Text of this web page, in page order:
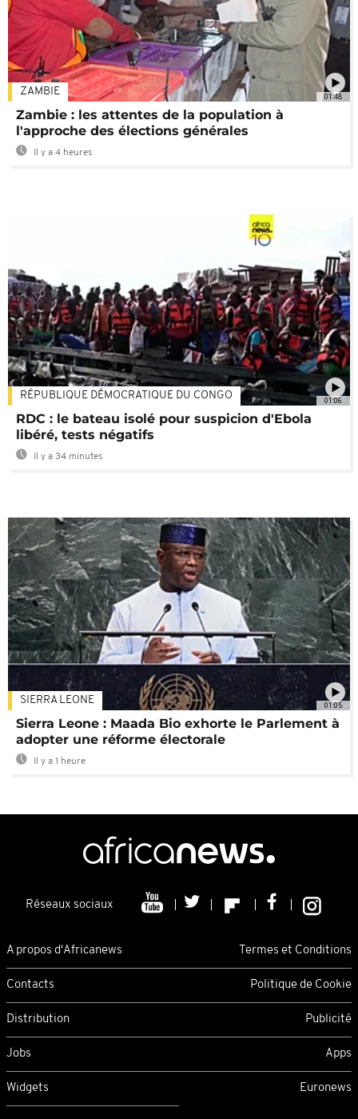
01:48
ZAMBIE
Zambie : les attentes de la population à
l'approche des élections générales
Il y a 4 heures
01:06
RÉPUBLIQUE DÉMOCRATIQUE DU CONGO
RDC : le bateau isolé pour suspicion d'Ebola
libéré, tests négatifs
Il y a 34 minutes
01:05
SIERRA LEONE
Sierra Leone : Maada Bio exhorte le Parlement à
adopter une réforme électorale
Il y a 1 heure
Réseaux sociaux
A propos d'Africanews Termes et Conditions
Contacts Politique de Cookie
Distribution Publicité
Jobs Apps
Widgets Euronews